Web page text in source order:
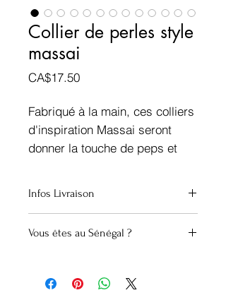
Collier de perles style
massai
CA$17.50Prix
Fabriqué à la main, ces colliers
d'inspiration Massai seront
donner la touche de peps et
collier et bracelet assortis
Infos Livraison
DHL
Vous êtes au Sénégal ?